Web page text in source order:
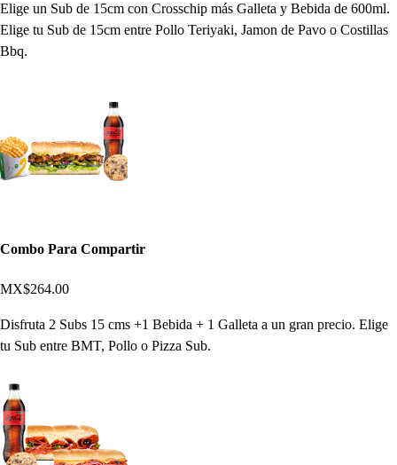
Elige un Sub de 15cm con Crosschip más Galleta y Bebida de 600ml.
Elige tu Sub de 15cm entre Pollo Teriyaki, Jamon de Pavo o Costillas
Bbq.
Combo Para Compartir
MX$264.00
Disfruta 2 Subs 15 cms +1 Bebida + 1 Galleta a un gran precio. Elige
tu Sub entre BMT, Pollo o Pizza Sub.